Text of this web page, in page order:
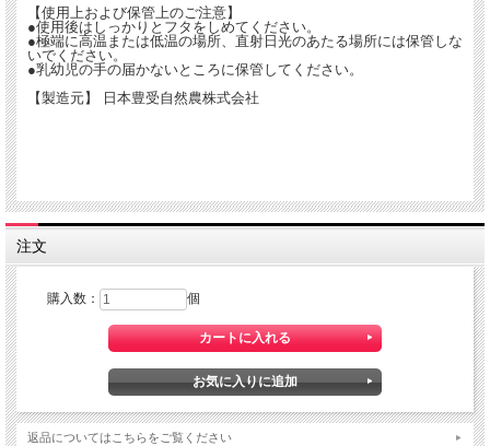
【使用上および保管上のご注意】
●使用後はしっかりとフタをしめてください。
●極端に高温または低温の場所、直射日光のあたる場所には保管しな
いでください。
●乳幼児の手の届かないところに保管してください。
【製造元】 日本豊受自然農株式会社
注文
購入数： 個
返品についてはこちらをご覧ください